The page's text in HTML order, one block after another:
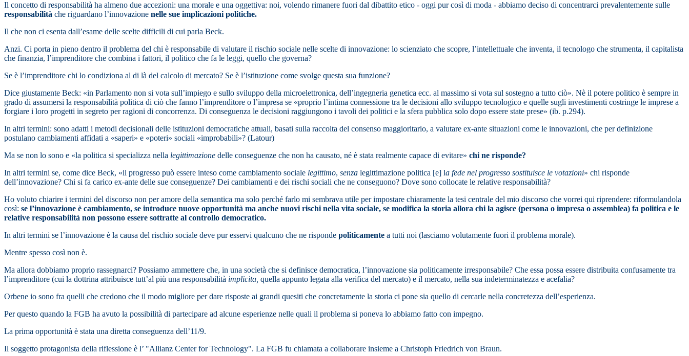
Il concetto di responsabilità ha almeno due accezioni: una morale e una oggettiva: noi, volendo rimanere fuori dal dibattito etico - oggi pur così di moda - abbiamo deciso di concentrarci prevalentemente sulle
responsabilità che riguardano l’innovazione nelle sue implicazioni politiche.
Il che non ci esenta dall’esame delle scelte difficili di cui parla Beck.
Anzi. Ci porta in pieno dentro il problema del chi è responsabile di valutare il rischio sociale nelle scelte di innovazione: lo scienziato che scopre, l’intellettuale che inventa, il tecnologo che strumenta, il capitalista
che finanzia, l’imprenditore che combina i fattori, il politico che fa le leggi, quello che governa?
Se è l’imprenditore chi lo condiziona al di là del calcolo di mercato? Se è l’istituzione come svolge questa sua funzione?
Dice giustamente Beck: «in Parlamento non si vota sull’impiego e sullo sviluppo della microelettronica, dell’ingegneria genetica ecc. al massimo si vota sul sostegno a tutto ciò». Nè il potere politico è sempre in
grado di assumersi la responsabilità politica di ciò che fanno l’imprenditore o l’impresa se «proprio l’intima connessione tra le decisioni allo sviluppo tecnologico e quelle sugli investimenti costringe le imprese a
forgiare i loro progetti in segreto per ragioni di concorrenza. Di conseguenza le decisioni raggiungono i tavoli dei politici e la sfera pubblica solo dopo essere state prese» (ib. p.294).
In altri termini: sono adatti i metodi decisionali delle istituzioni democratiche attuali, basati sulla raccolta del consenso maggioritario, a valutare ex-ante situazioni come le innovazioni, che per definizione
postulano cambiamenti affidati a «saperi» e «poteri» sociali «improbabili»? (Latour)
Ma se non lo sono e «la politica si specializza nella legittimazione delle conseguenze che non ha causato, né è stata realmente capace di evitare» chi ne risponde?
In altri termini se, come dice Beck, «il progresso può essere inteso come cambiamento sociale legittimo, senza legittimazione politica [e] la fede nel progresso sostituisce le votazioni» chi risponde
dell’innovazione? Chi si fa carico ex-ante delle sue conseguenze? Dei cambiamenti e dei rischi sociali che ne conseguono? Dove sono collocate le relative responsabilità?
Ho voluto chiarire i termini del discorso non per amore della semantica ma solo perché farlo mi sembrava utile per impostare chiaramente la tesi centrale del mio discorso che vorrei qui riprendere: riformulandola
così: se l’innovazione è cambiamento, se introduce nuove opportunità ma anche nuovi rischi nella vita sociale, se modifica la storia allora chi la agisce (persona o impresa o assemblea) fa politica e le
relative responsabilità non possono essere sottratte al controllo democratico.
In altri termini se l’innovazione è la causa del rischio sociale deve pur esservi qualcuno che ne risponde politicamente a tutti noi (lasciamo volutamente fuori il problema morale).
Mentre spesso così non è.
Ma allora dobbiamo proprio rassegnarci? Possiamo ammettere che, in una società che si definisce democratica, l’innovazione sia politicamente irresponsabile? Che essa possa essere distribuita confusamente tra
l’imprenditore (cui la dottrina attribuisce tutt’al più una responsabilità implicita, quella appunto legata alla verifica del mercato) e il mercato, nella sua indeterminatezza e acefalia?
Orbene io sono fra quelli che credono che il modo migliore per dare risposte ai grandi quesiti che concretamente la storia ci pone sia quello di cercarle nella concretezza dell’esperienza.
Per questo quando la FGB ha avuto la possibilità di partecipare ad alcune esperienze nelle quali il problema si poneva lo abbiamo fatto con impegno.
La prima opportunità è stata una diretta conseguenza dell’11/9.
Il soggetto protagonista della riflessione è l’ "Allianz Center for Technology". La FGB fu chiamata a collaborare insieme a Christoph Friedrich von Braun.